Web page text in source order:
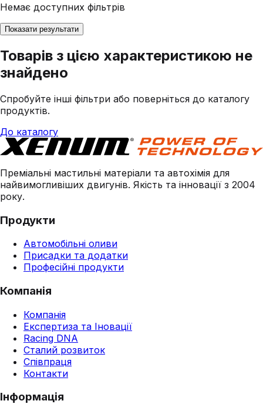
Немає доступних фільтрів
Показати результати
Товарів з цією характеристикою не
знайдено
Спробуйте інші фільтри або поверніться до каталогу
продуктів.
До каталогу
Преміальні мастильні матеріали та автохімія для
найвимогливіших двигунів. Якість та інновації з 2004
року.
Продукти
Автомобільні оливи
Присадки та додатки
Професійні продукти
Компанія
Компанія
Експертиза та Іновації
Racing DNA
Сталий розвиток
Співпраця
Контакти
Інформація